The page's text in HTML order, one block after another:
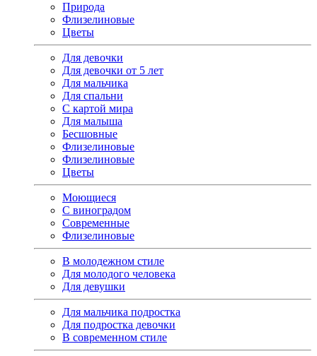
Природа
Флизелиновые
Цветы
Для девочки
Для девочки от 5 лет
Для мальчика
Для спальни
С картой мира
Для малыша
Бесшовные
Флизелиновые
Флизелиновые
Цветы
Моющиеся
С виноградом
Современные
Флизелиновые
В молодежном стиле
Для молодого человека
Для девушки
Для мальчика подростка
Для подростка девочки
В современном стиле